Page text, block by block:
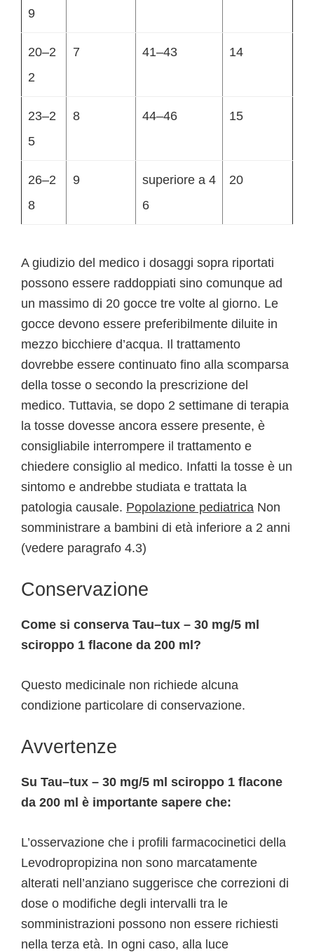
9
20–2
2
7 41–43 14
23–2
5
8 44–46 15
26–2
8
9
superiore a 4
6
20
A giudizio del medico i dosaggi sopra riportati
possono essere raddoppiati sino comunque ad
un massimo di 20 gocce tre volte al giorno. Le
gocce devono essere preferibilmente diluite in
mezzo bicchiere d’acqua. Il trattamento
dovrebbe essere continuato fino alla scomparsa
della tosse o secondo la prescrizione del
medico. Tuttavia, se dopo 2 settimane di terapia
la tosse dovesse ancora essere presente, è
consigliabile interrompere il trattamento e
chiedere consiglio al medico. Infatti la tosse è un
sintomo e andrebbe studiata e trattata la
patologia causale. Popolazione pediatrica Non
somministrare a bambini di età inferiore a 2 anni
(vedere paragrafo 4.3)
Conservazione
Come si conserva Tau–tux – 30 mg/5 ml
sciroppo 1 flacone da 200 ml?
Questo medicinale non richiede alcuna
condizione particolare di conservazione.
Avvertenze
Su Tau–tux – 30 mg/5 ml sciroppo 1 flacone
da 200 ml è importante sapere che:
L’osservazione che i profili farmacocinetici della
Levodropropizina non sono marcatamente
alterati nell’anziano suggerisce che correzioni di
dose o modifiche degli intervalli tra le
somministrazioni possono non essere richiesti
nella terza età. In ogni caso, alla luce